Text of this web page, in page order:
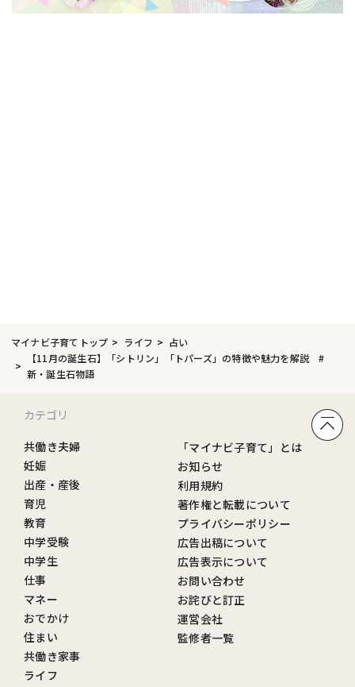
マイナビ子育てトップ ライフ
占い
【11月の誕生石】「シトリン」「トパーズ」の特徴や魅力を解説 #
新・誕生石物語
カテゴリ
共働き夫婦
妊娠
出産・産後
育児
教育
中学受験
中学生
仕事
マネー
おでかけ
住まい
共働き家事
ライフ
「マイナビ子育て」とは
お知らせ
利用規約
著作権と転載について
プライバシーポリシー
広告出稿について
広告表示について
お問い合わせ
お詫びと訂正
運営会社
監修者一覧